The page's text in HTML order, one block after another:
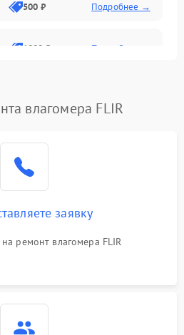
500 ₽ Подробнее →
1000 ₽ Подробнее →
2500 ₽
1000 ₽ Подробнее →
влагомера FLIR
заявку
на ремонт влагомера FLIR